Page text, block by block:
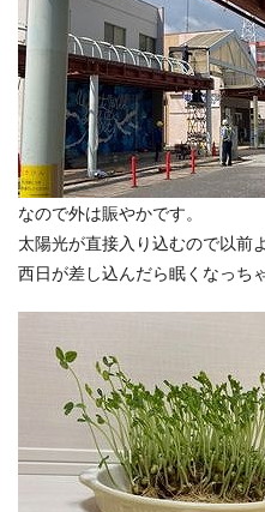
なので外は賑やかです。
太陽光が直接入り込むので以前
西日が差し込んだら眠くなっち